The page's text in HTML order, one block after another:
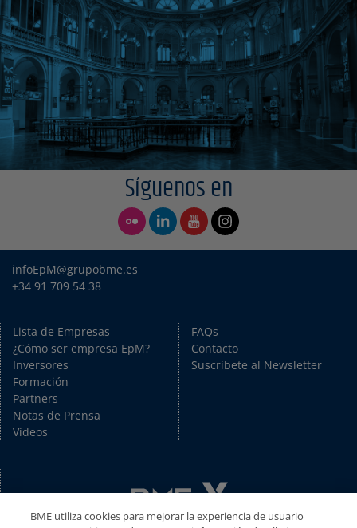
Síguenos en
infoEpM@grupobme.es
+34 91 709 54 38
Lista de Empresas
¿Cómo ser empresa EpM?
Inversores
Formación
Partners
Notas de Prensa
Vídeos
FAQs
Contacto
Suscríbete al Newsletter
BME utiliza cookies para mejorar la experiencia de usuario